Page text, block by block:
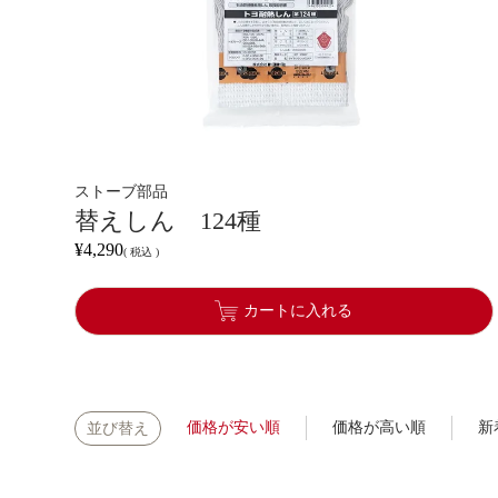
ストーブ部品
替えしん 124種
¥4,290 税込
カートに入れる
並び替え 価格が安い順 価格が高い順 新